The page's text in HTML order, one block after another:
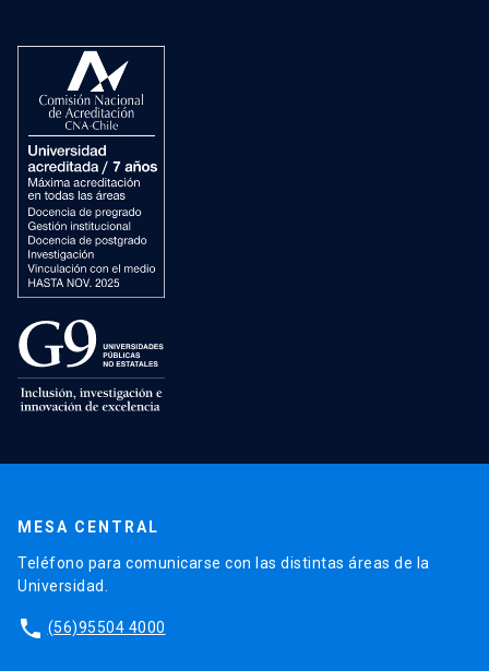
MESA CENTRAL
Teléfono para comunicarse con las distintas áreas de la
Universidad.
phone (56)95504 4000